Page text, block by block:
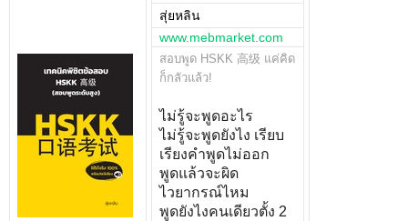
สุ่ยหลิน
www.mebmarket.com
สอบพูด HSKK 高级 แค่คิด
ก็กลัวแล้ว!
ไม่รู้จะพูดอะไร
ไม่รู้จะพูดยังไง เรียบ
เรียงคำพูดไม่ออก
พูดแล้วจะผิด
ไวยากรณ์ไหม
พูดยังไงคนเดียวตั้ง 2